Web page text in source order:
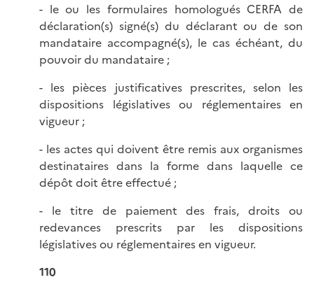
- le ou les formulaires homologués CERFA de
déclaration(s) signé(s) du déclarant ou de son
mandataire accompagné(s), le cas échéant, du
pouvoir du mandataire ;
- les pièces justificatives prescrites, selon les
dispositions législatives ou réglementaires en
vigueur ;
- les actes qui doivent être remis aux organismes
destinataires dans la forme dans laquelle ce
dépôt doit être effectué ;
- le titre de paiement des frais, droits ou
redevances prescrits par les dispositions
législatives ou réglementaires en vigueur.
110